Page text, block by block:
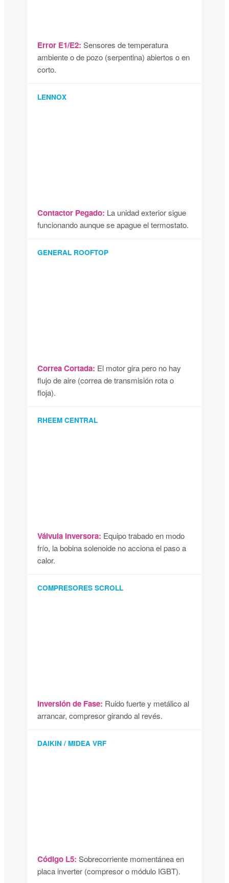
Error E1/E2: Sensores de temperatura
ambiente o de pozo (serpentina) abiertos o en
corto.
LENNOX
Contactor Pegado: La unidad exterior sigue
funcionando aunque se apague el termostato.
GENERAL ROOFTOP
Correa Cortada: El motor gira pero no hay
flujo de aire (correa de transmisión rota o
floja).
RHEEM CENTRAL
Válvula Inversora: Equipo trabado en modo
frío, la bobina solenoide no acciona el paso a
calor.
COMPRESORES SCROLL
Inversión de Fase: Ruido fuerte y metálico al
arrancar, compresor girando al revés.
DAIKIN / MIDEA VRF
Código L5: Sobrecorriente momentánea en
placa inverter (compresor o módulo IGBT).